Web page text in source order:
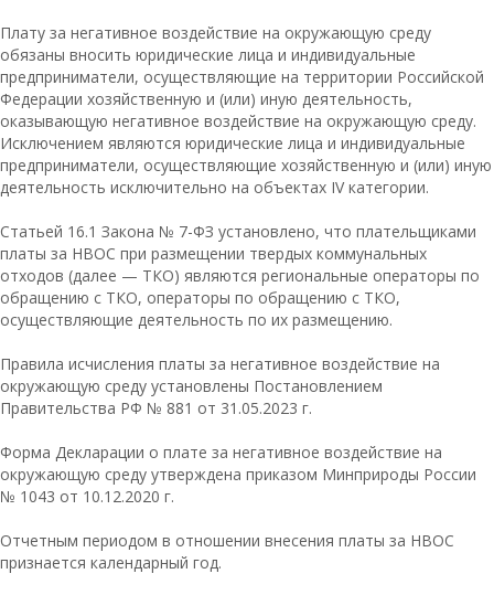
Плату за негативное воздействие на окружающую среду
обязаны вносить юридические лица и индивидуальные
предприниматели, осуществляющие на территории Российской
Федерации хозяйственную и (или) иную деятельность,
оказывающую негативное воздействие на окружающую среду.
Исключением являются юридические лица и индивидуальные
предприниматели, осуществляющие хозяйственную и (или) иную
деятельность исключительно на объектах IV категории.
Статьей 16.1 Закона № 7-ФЗ установлено, что плательщиками
платы за НВОС при размещении твердых коммунальных
отходов (далее — ТКО) являются региональные операторы по
обращению с ТКО, операторы по обращению с ТКО,
осуществляющие деятельность по их размещению.
Правила исчисления платы за негативное воздействие на
окружающую среду установлены Постановлением
Правительства РФ № 881 от 31.05.2023 г.
Форма Декларации о плате за негативное воздействие на
окружающую среду утверждена приказом Минприроды России
№ 1043 от 10.12.2020 г.
Отчетным периодом в отношении внесения платы за НВОС
признается календарный год.